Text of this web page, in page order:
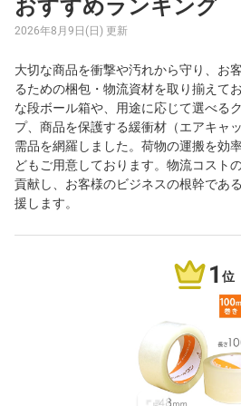
おすすめランキング
2026年8月9日(日) 更新
大切な商品を衝撃や汚れから守り、お
るための梱包・物流資材を取り揃えて
な段ボール箱や、用途に応じて選べる
プ、商品を保護する緩衝材（エアキャ
需品を網羅しました。荷物の運搬を効
どもご用意しております。物流コスト
貢献し、お客様のビジネスの根幹であ
援します。
1 位